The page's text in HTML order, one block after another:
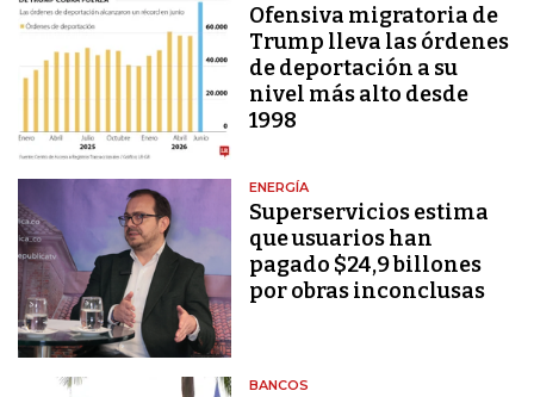
Ofensiva migratoria de
Trump lleva las órdenes
de deportación a su
nivel más alto desde
1998
ENERGÍA
Superservicios estima
que usuarios han
pagado $24,9 billones
por obras inconclusas
BANCOS